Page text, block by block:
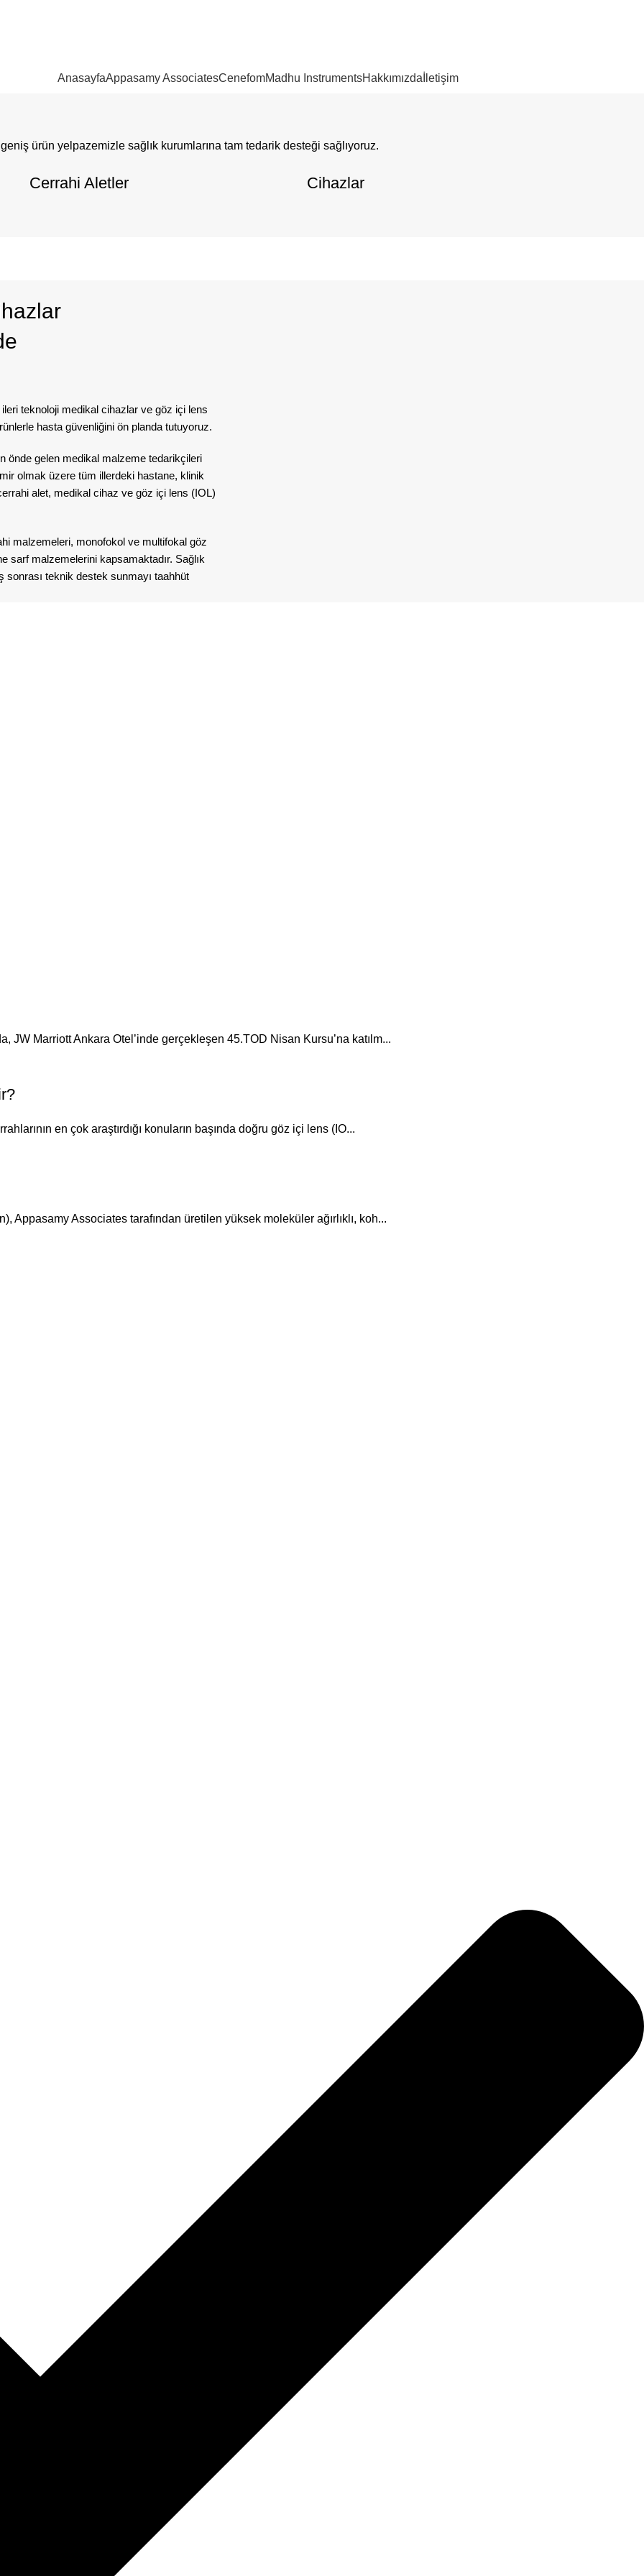
AnasayfaAppasamy AssociatesCenefomMadhu InstrumentsHakkımızda İletişim
ürün yelpazemizle sağlık kurumlarına tam tedarik desteği sağlıyoruz.
Cerrahi Aletler Cihazlar
teknoloji medikal cihazlar ve göz içi lens
hasta güvenliğini ön planda tutuyoruz.
önde gelen medikal malzeme tedarikçileri
olmak üzere tüm illerdeki hastane, klinik
alet, medikal cihaz ve göz içi lens (IOL)
malzemeleri, monofokol ve multifokal göz
sarf malzemelerini kapsamaktadır. Sağlık
sonrası teknik destek sunmayı taahhüt
JW Marriott Ankara Otel’inde gerçekleşen 45.TOD Nisan Kursu’na katılm...
en çok araştırdığı konuların başında doğru göz içi lens (IO...
Associates tarafından üretilen yüksek moleküler ağırlıklı, koh...